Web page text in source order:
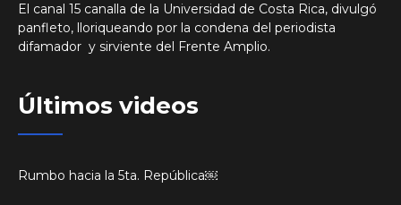
El canal 15 canalla de la Universidad de Costa Rica, divulgó
panfleto, lloriqueando por la condena del periodista
difamador y sirviente del Frente Amplio.
Últimos videos
Rumbo hacia la 5ta. República￼